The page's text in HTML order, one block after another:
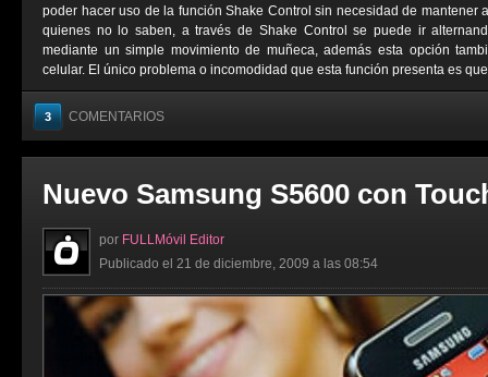
poder hacer uso de la función Shake Control sin necesidad de mantener
quienes no lo saben, a través de Shake Control se puede ir
mediante un simple movimiento de muñeca, además esta opción
celular. El único problema o incomodidad que esta función presenta es
3 COMENTARIOS
Nuevo Samsung S5600 con
por FULLMóvil Editor
Publicado el 21 de diciembre, 2009 a las 08:54